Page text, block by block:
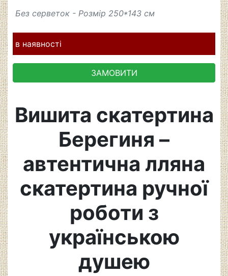
Без серветок - Розмір 250*143 см
в наявності
ЗАМОВИТИ
Вишита скатертина
Берегиня –
автентична лляна
скатертина ручної
роботи з
українською
душею